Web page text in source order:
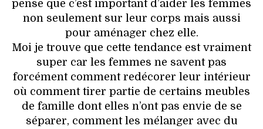
pense que c’est important d’aider les femmes
non seulement sur leur corps mais aussi
pour aménager chez elle.
Moi je trouve que cette tendance est vraiment
super car les femmes ne savent pas
forcément comment redécorer leur intérieur
où comment tirer partie de certains meubles
de famille dont elles n’ont pas envie de se
séparer, comment les mélanger avec du